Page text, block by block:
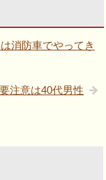
消防車でやってき
注意は40代男性